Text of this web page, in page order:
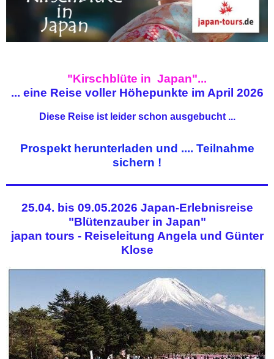
"Kirschblüte in Japan"...
... eine Reise voller Höhepunkte im April 2026
Diese Reise ist leider schon ausgebucht ...
Prospekt herunterladen und .... Teilnahme
sichern !
25.04. bis 09.05.2026 Japan-Erlebnisreise
"Blütenzauber in Japan"
japan tours - Reiseleitung Angela und Günter
Klose